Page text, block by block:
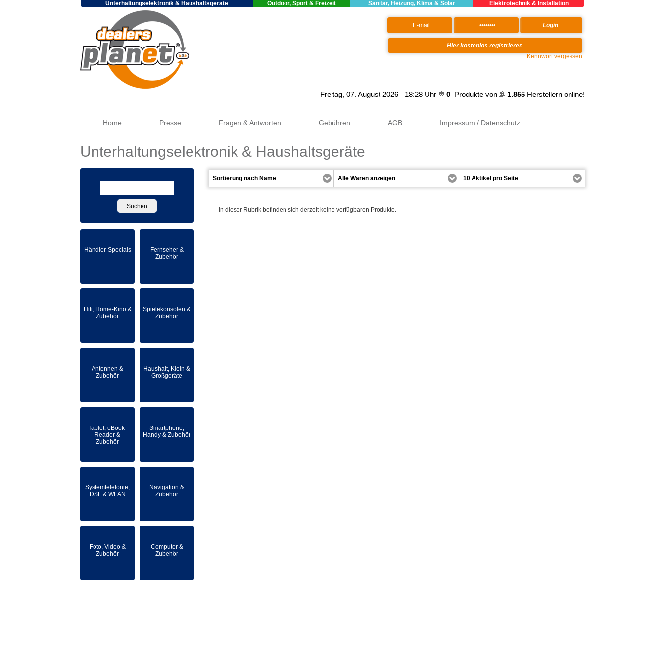
Unterhaltungselektronik & Haushaltsgeräte Outdoor, Sport & Freizeit Sanitär, Heizung, Klima & Solar Elektrotechnik & Installation
Kennwort vergessen
Freitag, 07. August 2026 - 18:28 Uhr 0 Produkte von 1.855 Herstellern online!
Home Presse Fragen & Antworten Gebühren AGB Impressum / Datenschutz
Unterhaltungselektronik & Haushaltsgeräte
In dieser Rubrik befinden sich derzeit keine verfügbaren Produkte.
Händler-Specials
Fernseher &
Zubehör
Hifi, Home-Kino &
Zubehör
Spielekonsolen &
Zubehör
Antennen &
Zubehör
Haushalt, Klein &
Großgeräte
Tablet, eBook-
Reader &
Zubehör
Smartphone,
Handy & Zubehör
Systemtelefonie,
DSL & WLAN
Navigation &
Zubehör
Foto, Video &
Zubehör
Computer &
Zubehör